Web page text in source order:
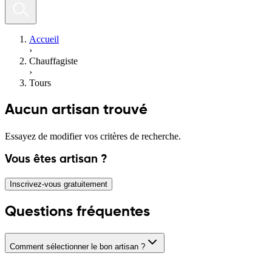
Accueil
›
Chauffagiste
›
Tours
Aucun artisan trouvé
Essayez de modifier vos critères de recherche.
Vous êtes artisan ?
Inscrivez-vous gratuitement
Questions fréquentes
Comment sélectionner le bon artisan ?